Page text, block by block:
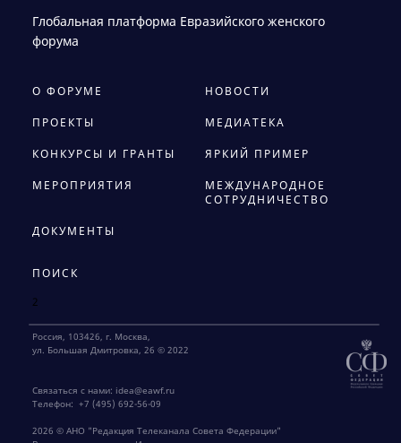
Глобальная платформа Евразийского женского
форума
О ФОРУМЕ НОВОСТИ
ПРОЕКТЫ МЕДИАТЕКА
КОНКУРСЫ И ГРАНТЫ ЯРКИЙ ПРИМЕР
МЕРОПРИЯТИЯ
МЕЖДУНАРОДНОЕ
СОТРУДНИЧЕСТВО
ДОКУМЕНТЫ
ПОИСК
2
2026 © АНО "Редакция Телеканала Совета Федерации"
Россия, 103426, г. Москва,
ул. Большая Дмитровка, 26 © 2022
Связаться с нами: idea@eawf.ru
Телефон: +7 (495) 692-56-09